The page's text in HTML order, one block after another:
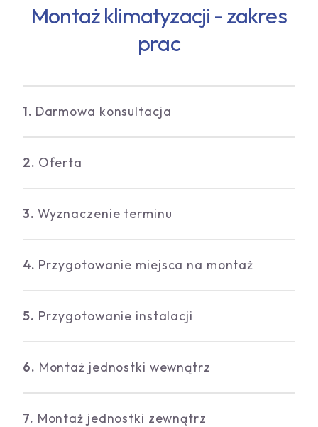
Montaż klimatyzacji - zakres
prac
1. Darmowa konsultacja
2. Oferta
3. Wyznaczenie terminu
4. Przygotowanie miejsca na montaż
5. Przygotowanie instalacji
6. Montaż jednostki wewnątrz
7. Montaż jednostki zewnątrz